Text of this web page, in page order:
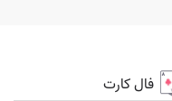
فال کارت